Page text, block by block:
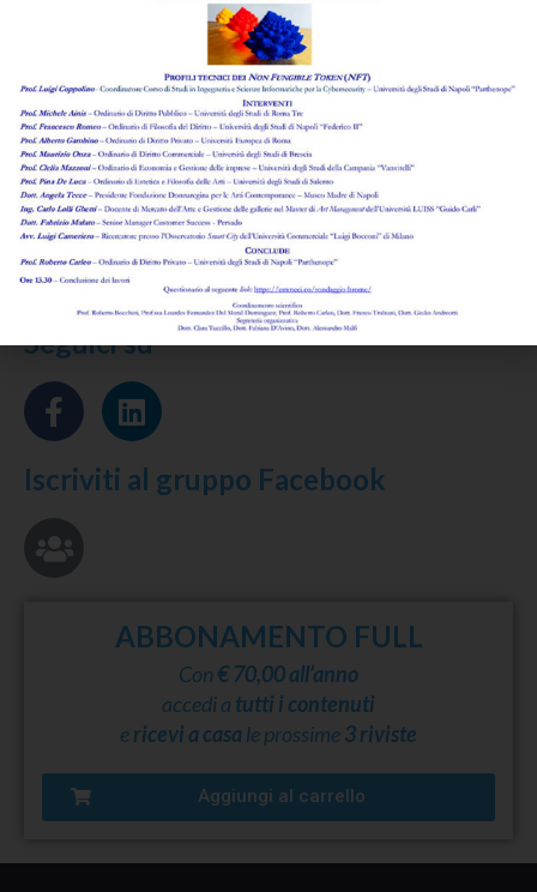
Rassegna di giurisprudenza commentata
diGiovanni Agrusti
Leggi l'abstract >
Rassegna di legislazione e regolamentazione
diAnna Papa
Leggi l'abstract >
Seguici su
Iscriviti al gruppo Facebook
ABBONAMENTO FULL
Con € 70,00 all’anno
accedi a tutti i contenuti
ericevi a casale prossime3 riviste
Aggiungi al carrello